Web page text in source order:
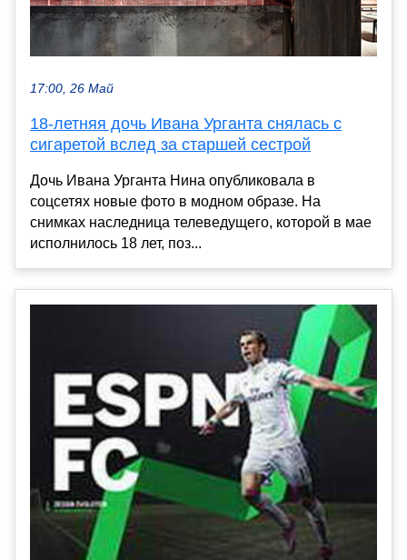
17:00, 26 Май
18-летняя дочь Ивана Урганта снялась с
сигаретой вслед за старшей сестрой
Дочь Ивана Урганта Нина опубликовала в
соцсетях новые фото в модном образе. На
снимках наследница телеведущего, которой в мае
исполнилось 18 лет, поз...